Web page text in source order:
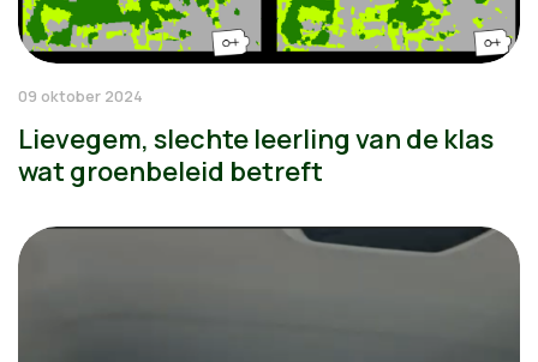
09 oktober 2024
Lievegem, slechte leerling van de klas
wat groenbeleid betreft